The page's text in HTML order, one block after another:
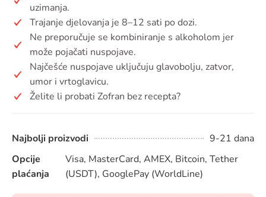
uzimanja.
Trajanje djelovanja je 8–12 sati po dozi.
Ne preporučuje se kombiniranje s alkoholom jer
može pojačati nuspojave.
Najčešće nuspojave uključuju glavobolju, zatvor,
umor i vrtoglavicu.
Želite li probati Zofran bez recepta?
Najbolji proizvodi
9-21 dana
Opcije
plaćanja
Visa, MasterCard, AMEX, Bitcoin, Tether
(USDT), GooglePay (WorldLine)